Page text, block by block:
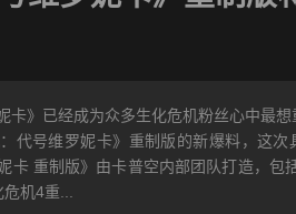
卡》已经成为众多生化危机粉丝心中最
代号维罗妮卡》重制版的新爆料，这次
卡 重制版》由卡普空内部团队打造，
机4重...